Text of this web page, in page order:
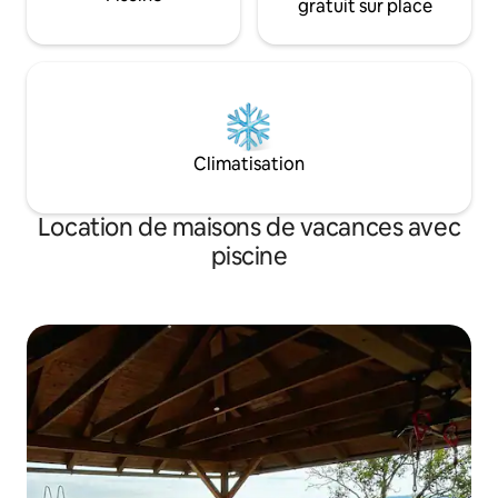
gratuit sur place
Climatisation
Location de maisons de vacances avec
piscine